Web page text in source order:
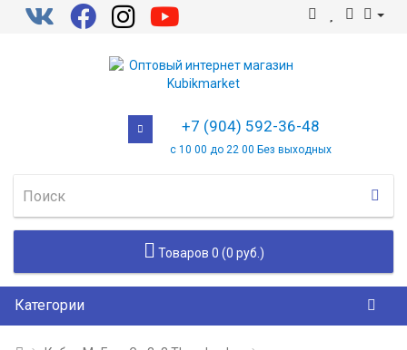
+7 (904) 592-36-48
с 10 00 до 22 00 Без выходных
Товаров 0 (0 руб.)
Категории